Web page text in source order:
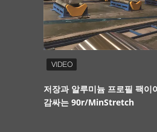
저장과 알루미늄 프로필 팩이
감싸는 90r/MinStretch